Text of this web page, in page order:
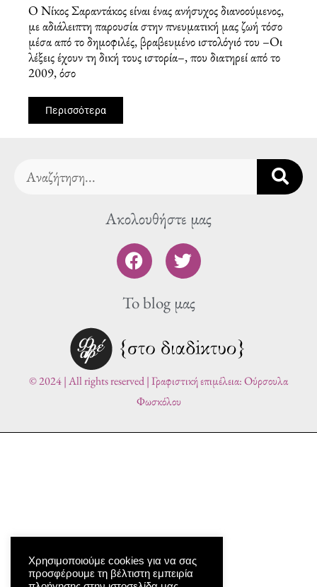
Ο Νίκος Σαραντάκος είναι ένας ανήσυχος διανοούμενος,
με αδιάλειπτη παρουσία στην πνευματική μας ζωή τόσο
μέσα από το δημοφιλές, βραβευμένο ιστολόγιό του –Οι
λέξεις έχουν τη δική τους ιστορία–, που διατηρεί από το
2009, όσο
Περισσότερα
Search
Ακολουθήστε μας
F
a
c
e
o
o
k
T
w
i
t
e
r
To blog μας
© 2024 | All rights reserved | Γραφιστική επιμέλεια: Ούρσουλα
Φωσκόλου
Χρησιμοποιούμε cookies για να σας
προσφέρουμε τη βέλτιστη εμπειρία